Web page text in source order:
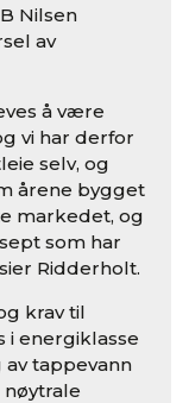
Nilsen
av
å være
vi har derfor
selv, og
årene bygget
markedet, og
som har
Ridderholt.
krav til
i energiklasse
tappevann
nøytrale